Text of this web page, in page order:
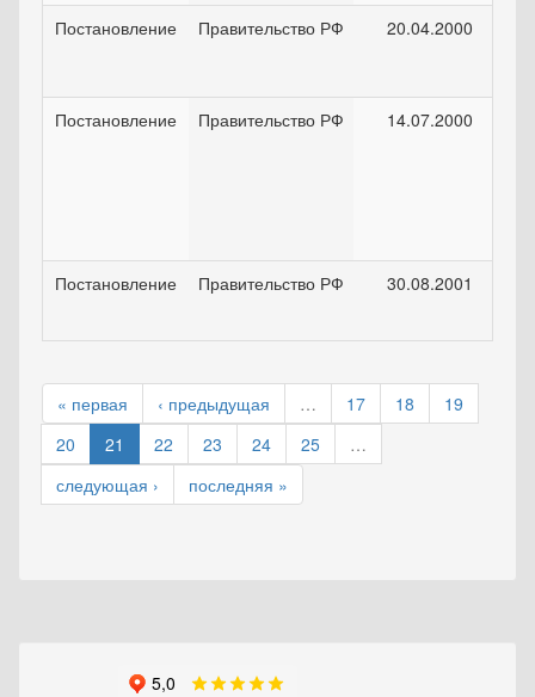
Постановление Правительство РФ 20.04.2000
Постановление Правительство РФ 14.07.2000
Постановление Правительство РФ 30.08.2001
« первая ‹ предыдущая … 17 18
19
20
21 22 23 24 25
…
следующая ›
последняя »